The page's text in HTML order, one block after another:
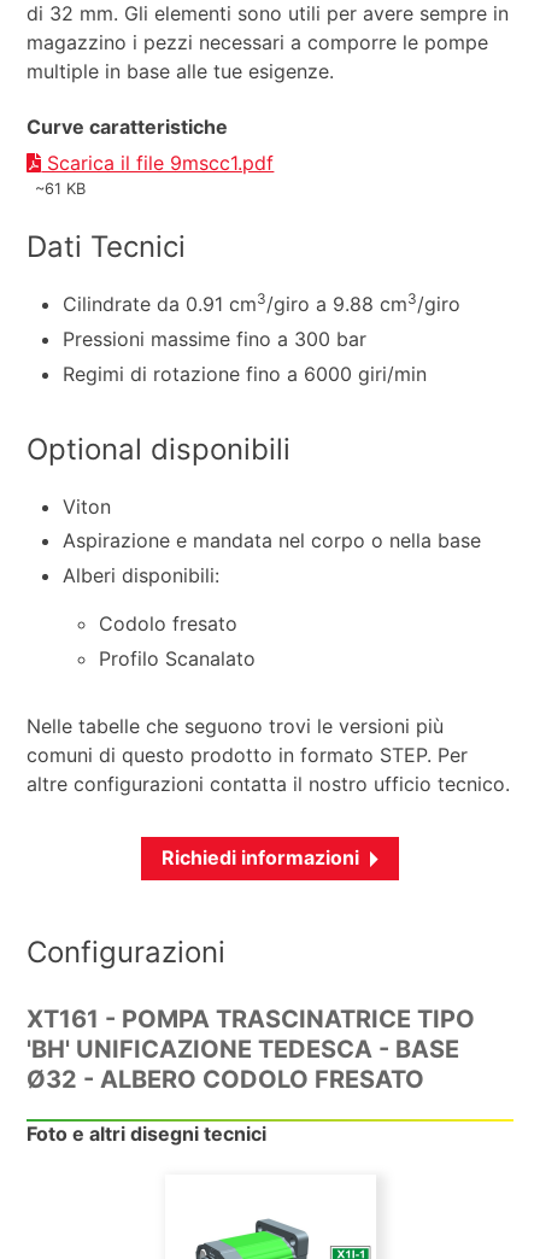
di 32 mm. Gli elementi sono utili per avere sempre in
magazzino i pezzi necessari a comporre le pompe
multiple in base alle tue esigenze.
Curve caratteristiche
Scarica il file 9mscc1.pdf
~61 KB
Dati Tecnici
Cilindrate da 0.91 cm3/giro a 9.88 cm3/giro
Pressioni massime fino a 300 bar
Regimi di rotazione fino a 6000 giri/min
Optional disponibili
Viton
Aspirazione e mandata nel corpo o nella base
Alberi disponibili:
Codolo fresato
Profilo Scanalato
Nelle tabelle che seguono trovi le versioni più
comuni di questo prodotto in formato STEP. Per
altre configurazioni contatta il nostro ufficio tecnico.
Richiedi informazioni
Configurazioni
XT161 - POMPA TRASCINATRICE TIPO
'BH' UNIFICAZIONE TEDESCA - BASE
Ø32 - ALBERO CODOLO FRESATO
Foto e altri disegni tecnici